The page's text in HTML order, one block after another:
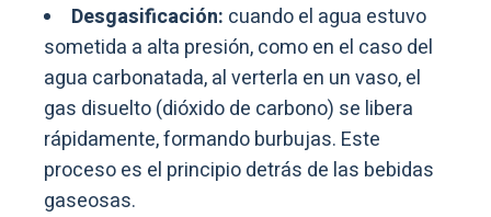
Desgasificación: cuando el agua estuvo
sometida a alta presión, como en el caso del
agua carbonatada, al verterla en un vaso, el
gas disuelto (dióxido de carbono) se libera
rápidamente, formando burbujas. Este
proceso es el principio detrás de las bebidas
gaseosas.